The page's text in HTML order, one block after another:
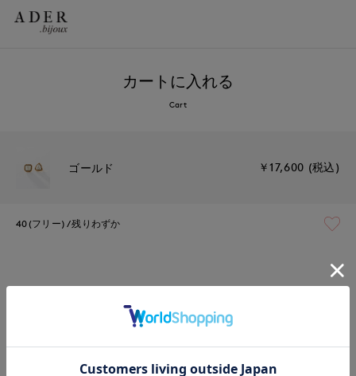
カートに入れる
Cart
ゴールド ￥17,600 (税込)
40(フリー) 残りわずか